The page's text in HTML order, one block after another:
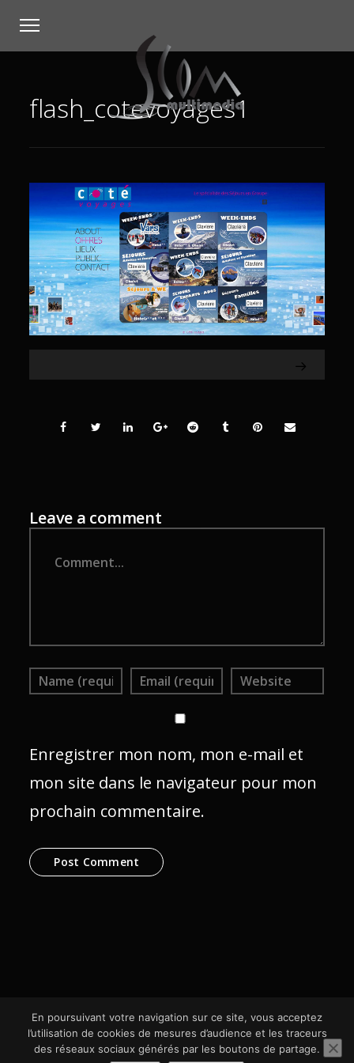
flash_cotevoyages1
Leave a comment
Enregistrer mon nom, mon e-mail et
mon site dans le navigateur pour mon
prochain commentaire.
En poursuivant votre navigation sur ce site, vous acceptez
l’utilisation de cookies de mesures d’audience et les traceurs
des réseaux sociaux générés par les boutons de partage.